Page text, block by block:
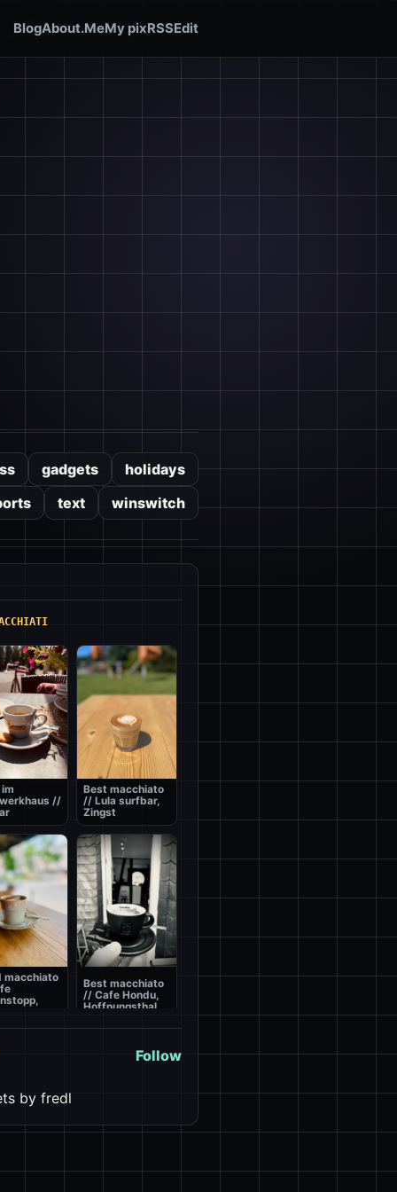
BlogAbout.MeMy pixRSSEdit
gadgets
holidays
text winswitch
//
Best macchiato
// Lula surfbar,
Zingst
macchiato
Best macchiato
// Cafe Hondu,
Hoffnungsthal
Follow
by fredl